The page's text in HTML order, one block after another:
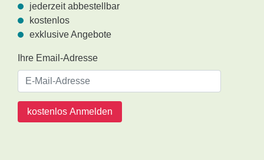
jederzeit abbestellbar
kostenlos
exklusive Angebote
Ihre Email-Adresse
kostenlos Anmelden